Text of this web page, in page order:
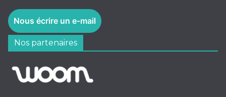
Nous écrire un e-mail
Nos partenaires